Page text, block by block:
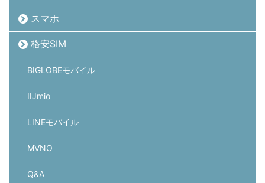
スマホ
格安SIM
BIGLOBEモバイル
IIJmio
LINEモバイル
MVNO
Q&A